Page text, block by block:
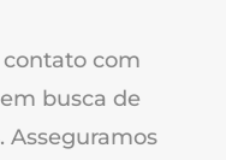
com
busca de
Asseguramos